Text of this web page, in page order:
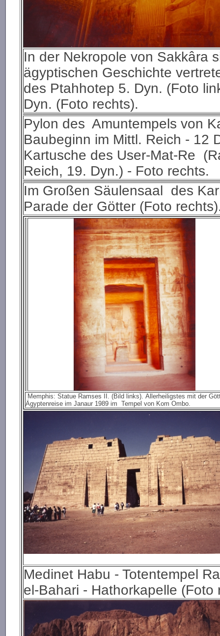
In der Nekropole von Sakkâra
ägyptischen Geschichte
des Ptahhotep 5. Dyn. (Foto
Dyn. (Foto rechts).
Pylon des Amuntempels von
Baubeginn im Mittl. Reich - 12
Kartusche des User-Mat-Re
Reich, 19. Dyn.) - Foto rechts.
Im Großen Säulensaal des
Parade der Götter (Foto
Memphis: Statue Ramses II. (Bild links). Allerheiligstes mit der
Ägyptenreise im Janaur 1989 im Tempel von Kom Ombo.
Medinet Habu - Totentempel
el-Bahari - Hathorkapelle (Foto